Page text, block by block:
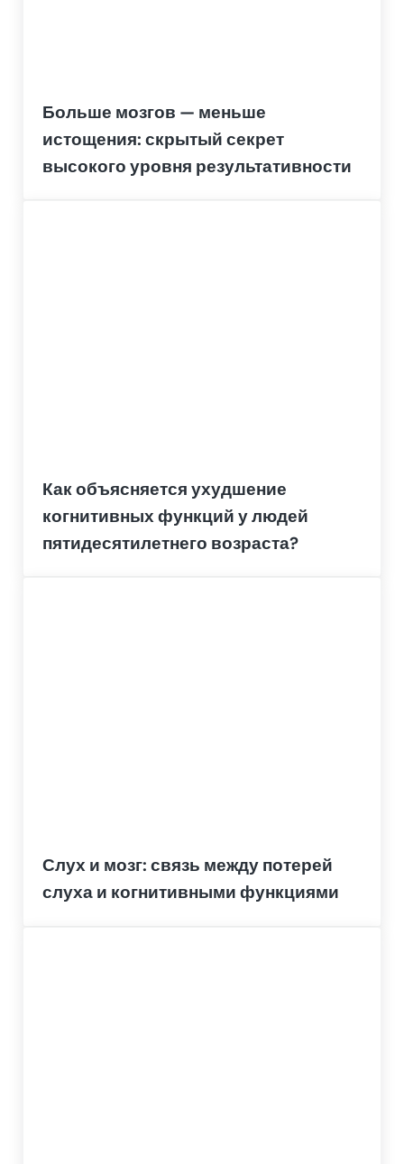
Больше мозгов — меньше
истощения: скрытый секрет
высокого уровня результативности
Как объясняется ухудшение
когнитивных функций у людей
пятидесятилетнего возраста?
Слух и мозг: связь между потерей
слуха и когнитивными функциями